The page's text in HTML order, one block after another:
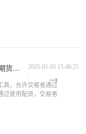
要因素。 * **放大收
股票证券公司那个好 内盘期货配资：解锁资金杠杆，提升交易收益 2025-01-05 15:48:25
具，允许交易者通过
过使用配资，交易者
，投资者可以利用